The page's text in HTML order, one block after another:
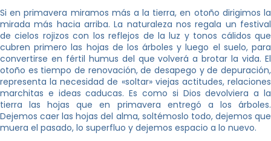
Si en primavera miramos más a la tierra, en otoño dirigimos la
mirada más hacia arriba. La naturaleza nos regala un festival
de cielos rojizos con los reflejos de la luz y tonos cálidos que
cubren primero las hojas de los árboles y luego el suelo, para
convertirse en fértil humus del que volverá a brotar la vida. El
otoño es tiempo de renovación, de desapego y de depuración,
representa la necesidad de «soltar» viejas actitudes, relaciones
marchitas e ideas caducas. Es como si Dios devolviera a la
tierra las hojas que en primavera entregó a los árboles.
Dejemos caer las hojas del alma, soltémoslo todo, dejemos que
muera el pasado, lo superfluo y dejemos espacio a lo nuevo.